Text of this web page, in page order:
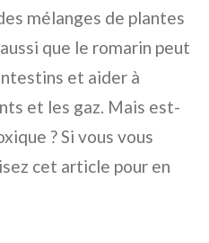
mélanges de plantes
que le romarin peut
et aider à
et les gaz. Mais est-
? Si vous vous
cet article pour en